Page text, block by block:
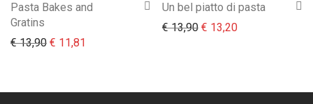
Pasta Bakes and
Gratins
€13,90 Il prezzo originale era: € 13,90.
€ 11,81
Un bel piatto di pasta
€13,90 Il prezzo originale era:
€ 13,20Il prezzo